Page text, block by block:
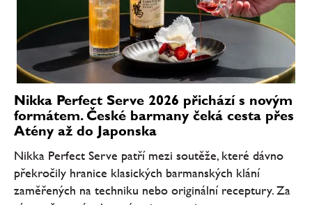
Nikka Perfect Serve 2026 přichází s novým
formátem. České barmany čeká cesta přes
Atény až do Japonska
Nikka Perfect Serve patří mezi soutěže, které dávno
překročily hranice klasických barmanských klání
zaměřených na techniku nebo originální receptury. Za